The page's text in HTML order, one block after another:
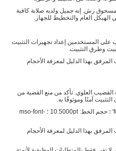
مسحوق رش. إنه جميل ولديه صلابة كافية
الهيكل العام والتخطيط للجهاز.
المستخدمين إعداد تجهيزات التثبيت
وطرق التثبيت.
بهذا الدليل لمعرفة الأحجام
القضيب العلوي. تأكد من منع القضية من
آمنًا وموثوقًا به.
n: "نعم" ؛ font-family: 'Times New Roman' ؛ حجم الخط: 10.5000pt ؛ mso-font-
بهذا الدليل لمعرفة الأحجام